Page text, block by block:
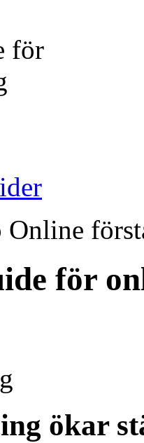
för
för
ökar